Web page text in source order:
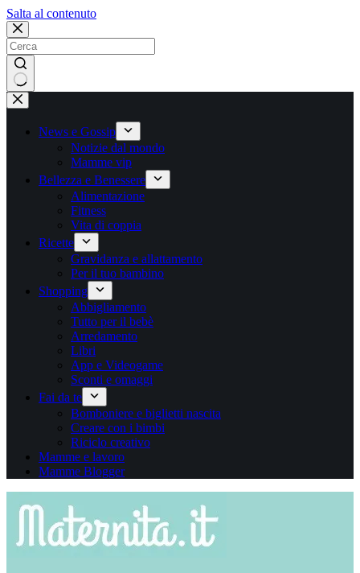
Salta al contenutoSalta
contenuto
Nessun
risultato
News e Gossip
Notizie dal mondo
Mamme vip
Bellezza e Benessere
Alimentazione
Fitness
Vita di coppia
Ricette
Gravidanza e allattamento
Per il tuo bambino
Shopping
Abbigliamento
Tutto per il bebè
Arredamento
Libri
App e Videogame
Sconti e omaggi
Fai da te
Bomboniere e biglietti nascita
Creare con i bimbi
Riciclo creativo
Mamme e lavoro
Mamme Blogger